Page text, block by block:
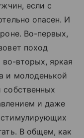
если с
опасен. И
Во-первых,
поход
во-вторых, яркая
и молоденькой
собственных
и даже
В общем, как